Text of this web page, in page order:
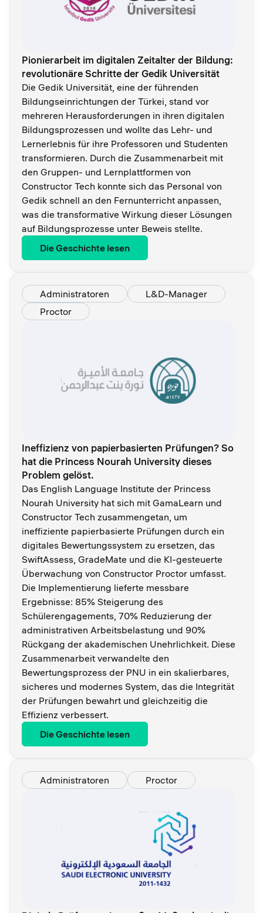
Pionierarbeit im digitalen Zeitalter der Bildung:
revolutionäre Schritte der Gedik Universität
Die Gedik Universität, eine der führenden
Bildungseinrichtungen der Türkei, stand vor
mehreren Herausforderungen in ihren digitalen
Bildungsprozessen und wollte das Lehr- und
Lernerlebnis für ihre Professoren und Studenten
transformieren. Durch die Zusammenarbeit mit
den Gruppen- und Lernplattformen von
Constructor Tech konnte sich das Personal von
Gedik schnell an den Fernunterricht anpassen,
was die transformative Wirkung dieser Lösungen
auf Bildungsprozesse unter Beweis stellte.
Die Geschichte lesen
Administratoren
L&D-Manager
Proctor
Ineffizienz von papierbasierten Prüfungen? So
hat die Princess Nourah University dieses
Problem gelöst.
Das English Language Institute der Princess
Nourah University hat sich mit GamaLearn und
Constructor Tech zusammengetan, um
ineffiziente papierbasierte Prüfungen durch ein
digitales Bewertungssystem zu ersetzen, das
SwiftAssess, GradeMate und die KI-gesteuerte
Überwachung von Constructor Proctor umfasst.
Die Implementierung lieferte messbare
Ergebnisse: 85% Steigerung des
Schülerengagements, 70% Reduzierung der
administrativen Arbeitsbelastung und 90%
Rückgang der akademischen Unehrlichkeit. Diese
Zusammenarbeit verwandelte den
Bewertungsprozess der PNU in ein skalierbares,
sicheres und modernes System, das die Integrität
der Prüfungen bewahrt und gleichzeitig die
Effizienz verbessert.
Die Geschichte lesen
Administratoren Proctor